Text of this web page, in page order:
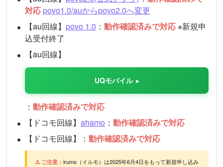
対応 povo1.0/auからpovo2.0へ変更
【au回線】 povo 1.0 ： 動作確認済みで対応※新規申
込受付終了
【au回線】
UQモバイル
： 動作確認済みで対応
【ドコモ回線】 ahamo ： 動作確認済みで対応
【ドコモ回線】： 動作確認済みで対応
⚠️ ご注意： irumo（イルモ）は2025年6月4日をもって新規申し込み